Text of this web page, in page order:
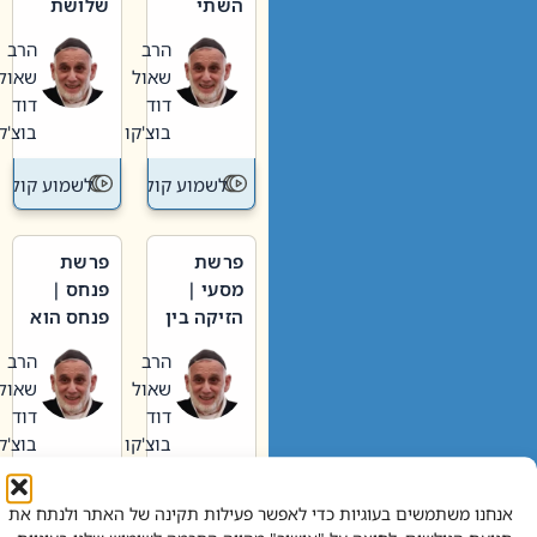
אנחנו משתמשים בעוגיות כדי לאפשר פעילות תקינה של האתר ולנתח את
וערב של
חיינו
הרב
שאול
דוד
בוצ'קו
לשמוע קול תורה – מדרש
האבות
הרב
שאול
דוד
בוצ'קו
לשמוע קול
פרשת
מסעי |
הזיקה בין
הגדול לעם הרב
שאול
דוד
בוצ'קו
לשמוע קול תורה – מדרש
פרשת
פנחס |
פנחס הוא
אליהו: בין
קנאות
הורסת
לקנאות
בונה
הרב
שאול
דוד
בוצ'קו
לשמוע קול